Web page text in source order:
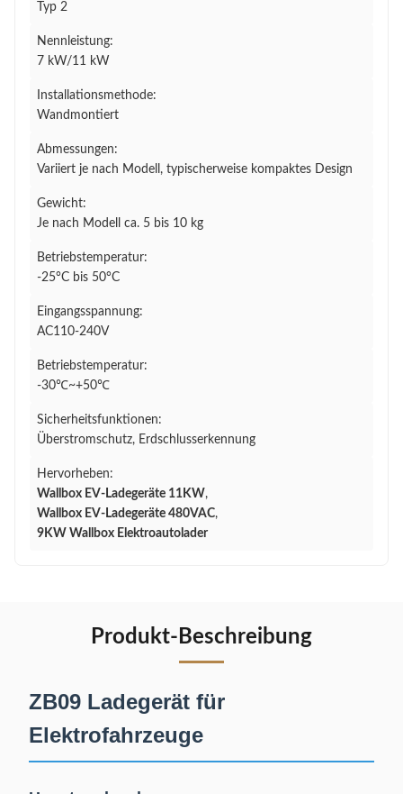
Typ 2
Nennleistung:
7 kW/11 kW
Installationsmethode:
Wandmontiert
Abmessungen:
Variiert je nach Modell, typischerweise kompaktes Design
Gewicht:
Je nach Modell ca. 5 bis 10 kg
Betriebstemperatur:
-25°C bis 50°C
Eingangsspannung:
AC110-240V
Betriebstemperatur:
-30℃~+50℃
Sicherheitsfunktionen:
Überstromschutz, Erdschlusserkennung
Hervorheben:
Wallbox EV-Ladegeräte 11KW,
Wallbox EV-Ladegeräte 480VAC,
9KW Wallbox Elektroautolader
Produkt-Beschreibung
ZB09 Ladegerät für
Elektrofahrzeuge